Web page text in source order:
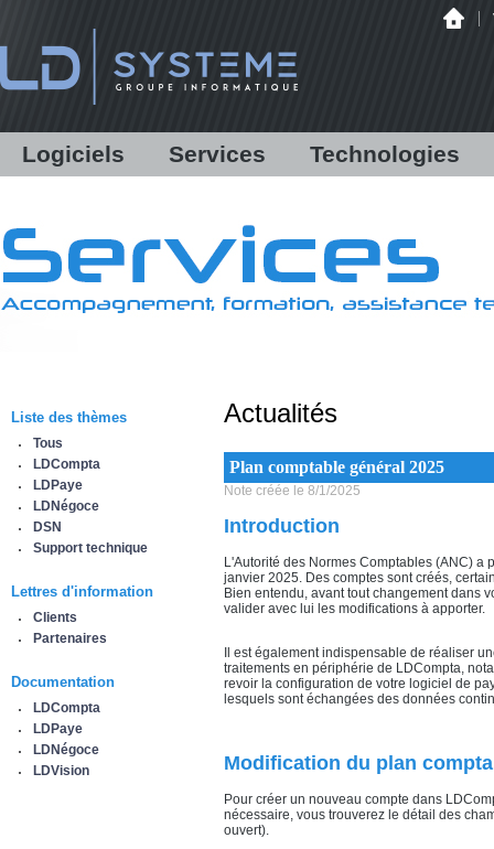
Logiciels
LDPaye
LDNégoce
Modules additionnels
Services
Formations
Support
Assistance en ligne /
Technologies
Infrastructure
Matériels
Hébergement
Sauvegarde déportée
Infogérance
Liste des thèmes
Tous
LDCompta
LDPaye
LDNégoce
DSN
Support technique
Lettres d'information
Clients
Partenaires
Documentation
LDCompta
LDPaye
LDNégoce
LDVision
Actualités
Plan comptable général 2025
Note créée le 8/1/2025
Introduction
L'Autorité des Normes Comptables (ANC)
janvier 2025. Des comptes sont créés,
Bien entendu, avant tout changement dans
valider avec lui les modifications à apporter.
Il est également indispensable de réaliser
traitements en périphérie de LDCompta,
revoir la configuration de votre logiciel de
lesquels sont échangées des données
Modification du plan
Pour créer un nouveau compte dans
nécessaire, vous trouverez le détail des
ouvert).